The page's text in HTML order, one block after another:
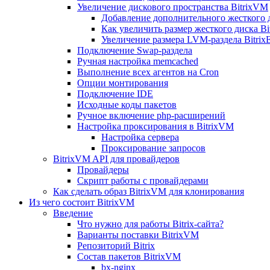
Увеличение дискового пространства BitrixVM
Добавление дополнительного
Как увеличить размер жесткого диска
Увеличение размера LVM-раздела
Подключение Swap-раздела
Ручная настройка memcached
Выполнение всех агентов на Cron
Опции монтирования
Подключение IDE
Исходные коды пакетов
Ручное включение php-расширений
Настройка проксирования в BitrixVM
Настройка сервера
Проксирование запросов
BitrixVM API для провайдеров
Провайдеры
Скрипт работы с провайдерами
Как сделать образ BitrixVM для клонирования
Из чего состоит BitrixVM
Введение
Что нужно для работы Bitrix-сайта?
Варианты поставки BitrixVM
Репозиторий Bitrix
Состав пакетов BitrixVM
bx-nginx